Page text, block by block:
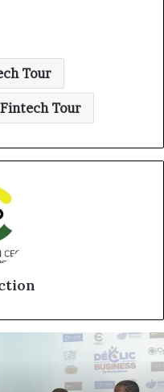
Tour
Tour